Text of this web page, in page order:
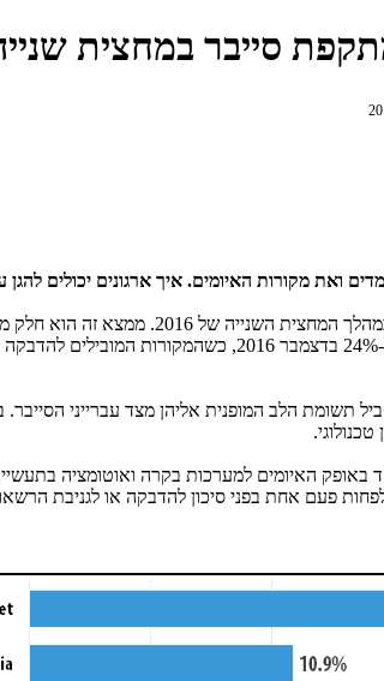
ואת מקורות האיומים. איך ארגונים יכולים להגן
2 מ-5 מחשבים, שקשורים לתשתית טכנולוגית
במחצית השנייה של 2016". אחוז המחשבים התעשייתיים שהותקפו
תשומת הלב המופנית אליהן מצד עברייני הסייבר.
האיומים למערכות בקרה ואוטומציה